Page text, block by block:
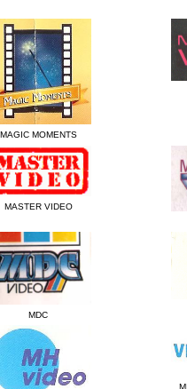
MAGIC MOMENTS
MASTER VIDEO
MDC